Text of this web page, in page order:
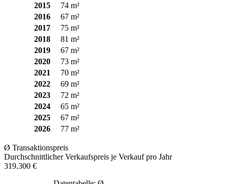
2015
74 m²
2016
67 m²
2017
75 m²
2018
81 m²
2019
67 m²
2020
73 m²
2021
70 m²
2022
69 m²
2023
72 m²
2024
65 m²
2025
67 m²
2026
77 m²
Ø Transaktionspreis
Durchschnittlicher Verkaufspreis je Verkauf pro Jahr
319.300 €